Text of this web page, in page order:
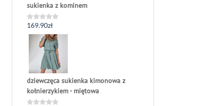
sukienka z kominem
Oceniono
0
169.90zł
dziewczęca sukienka kimonowa z
kołnierzykiem - miętowa